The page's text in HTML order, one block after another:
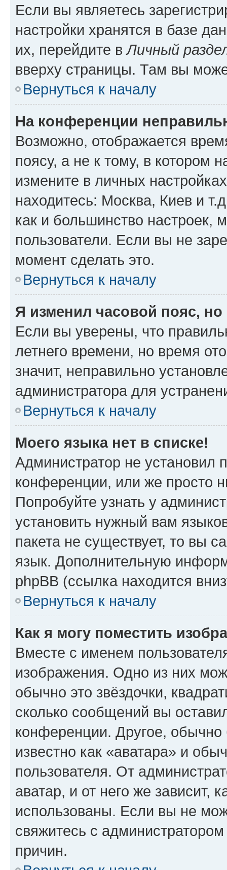
Если вы являетесь
настройки хранятся в базе
их, перейдите вЛичный
вверху страницы. Там вы
Вернуться к началу
На конференции
Возможно, отображается
поясу, а не к тому, в котором
измените в личных
находитесь: Москва, Киев и
как и большинство настроек,
пользователи. Если вы не
момент сделать это.
Вернуться к началу
Я изменил часовой пояс,
Если вы уверены, что
летнего времени, но время
значит, неправильно
администратора для
Вернуться к началу
Моего языка нет в списке!
Администратор не установил
конференции, или же просто
Попробуйте узнать у
установить нужный вам
пакета не существует, то вы
язык. Дополнительную
phpBB (ссылка находится
Вернуться к началу
Как я могу поместить
Вместе с именем
изображения. Одно из них
обычно это звёздочки,
сколько сообщений вы
конференции. Другое,
известно как «аватара» и
пользователя. От
аватар, и от него же зависит,
использованы. Если вы не
свяжитесь с
причин.